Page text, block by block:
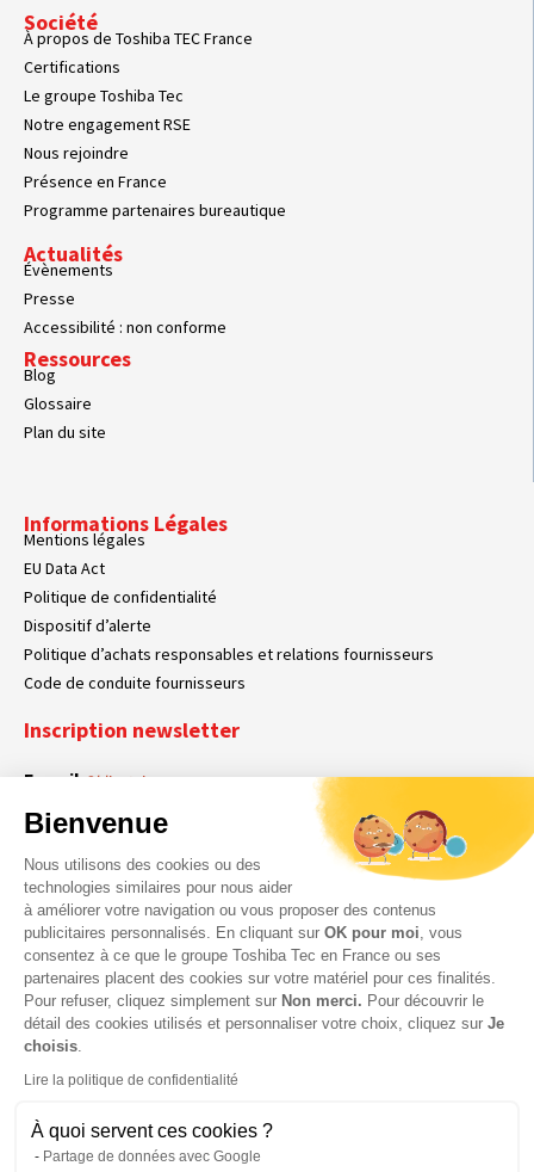
Société
À propos de Toshiba TEC France
Certifications
Le groupe Toshiba Tec
Notre engagement RSE
Nous rejoindre
Présence en France
Programme partenaires bureautique
Actualités
Évènements
Presse
Accessibilité : non conforme
Ressources
Blog
Glossaire
Plan du site
Informations Légales
Mentions légales
EU Data Act
Politique de confidentialité
Dispositif d’alerte
Politique d’achats responsables et relations fournisseurs
Code de conduite fournisseurs
Inscription newsletter
E-mailObligatoire
RGPD
Obligatoire
En cochant cette case, vous acceptez que Toshiba Tec France collecte vos
données personnelles. Pour plus d’informations sur notre politique en matière
de données personnelles,cliquez ici.Obligatoire
Bienvenue
Nous utilisons des cookies ou des
technologies similaires pour nous aider
à améliorer votre navigation ou vous proposer des contenus
publicitaires personnalisés. En cliquant sur OK pour moi , vous
consentez à ce que le groupe Toshiba Tec en France ou ses
partenaires placent des cookies sur votre matériel pour ces finalités.
Pour refuser, cliquez simplement sur Non merci. Pour découvrir le
détail des cookies utilisés et personnaliser votre choix, cliquez sur Je
choisis
Lire la politique de confidentialité
À quoi servent ces cookies ?
Partage de données avec Google